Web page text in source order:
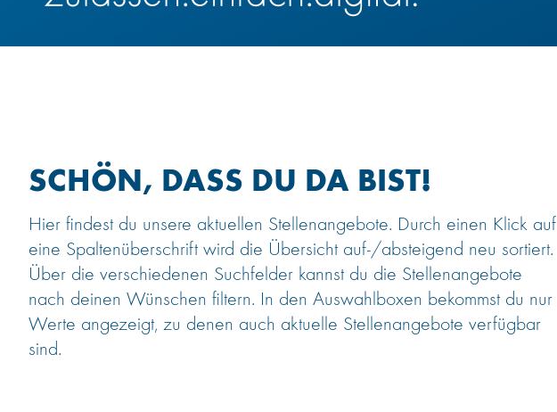
SCHÖN, DASS DU DA BIST!
Hier findest du unsere aktuellen Stellenangebote. Durch einen Klick auf
eine Spaltenüberschrift wird die Übersicht auf-/absteigend neu sortiert.
Über die verschiedenen Suchfelder kannst du die Stellenangebote
nach deinen Wünschen filtern. In den Auswahlboxen bekommst du nur
Werte angezeigt, zu denen auch aktuelle Stellenangebote verfügbar
sind.